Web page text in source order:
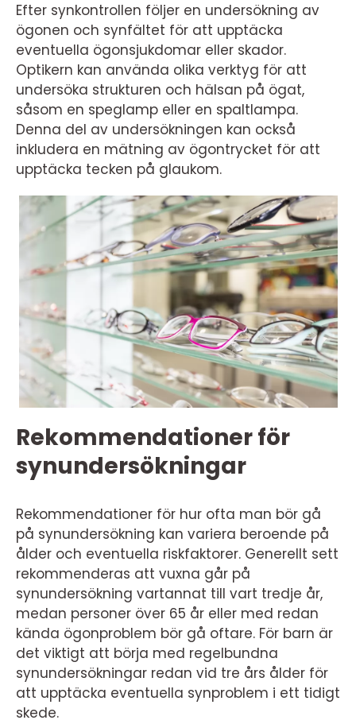
Efter synkontrollen följer en undersökning av
ögonen och synfältet för att upptäcka
eventuella ögonsjukdomar eller skador.
Optikern kan använda olika verktyg för att
undersöka strukturen och hälsan på ögat,
såsom en speglamp eller en spaltlampa.
Denna del av undersökningen kan också
inkludera en mätning av ögontrycket för att
upptäcka tecken på glaukom.
Rekommendationer för
synundersökningar
Rekommendationer för hur ofta man bör gå
på synundersökning kan variera beroende på
ålder och eventuella riskfaktorer. Generellt sett
rekommenderas att vuxna går på
synundersökning vartannat till vart tredje år,
medan personer över 65 år eller med redan
kända ögonproblem bör gå oftare. För barn är
det viktigt att börja med regelbundna
synundersökningar redan vid tre års ålder för
att upptäcka eventuella synproblem i ett tidigt
skede.